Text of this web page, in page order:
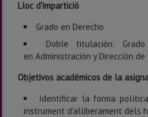
Lloc d'impartició
Grado en Derecho
Doble titulación:
en Administración y Dirección de
Objetivos académicos de la
Identificar la forma
instrument d'alliberament dels